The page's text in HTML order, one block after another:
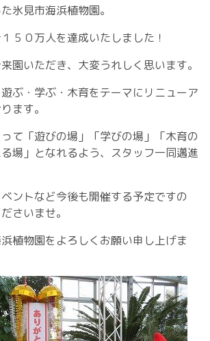
氷見市海浜植物園。
５０万人を達成いたしました！
園いただき、大変うれしく思います。
ぶ・学ぶ・木育をテーマにリニューア
ます。
て「遊びの場」「学びの場」「木育の
場」となれるよう、スタッフ一同邁進
ントなど今後も開催する予定ですの
さいませ。
植物園をよろしくお願い申し上げま